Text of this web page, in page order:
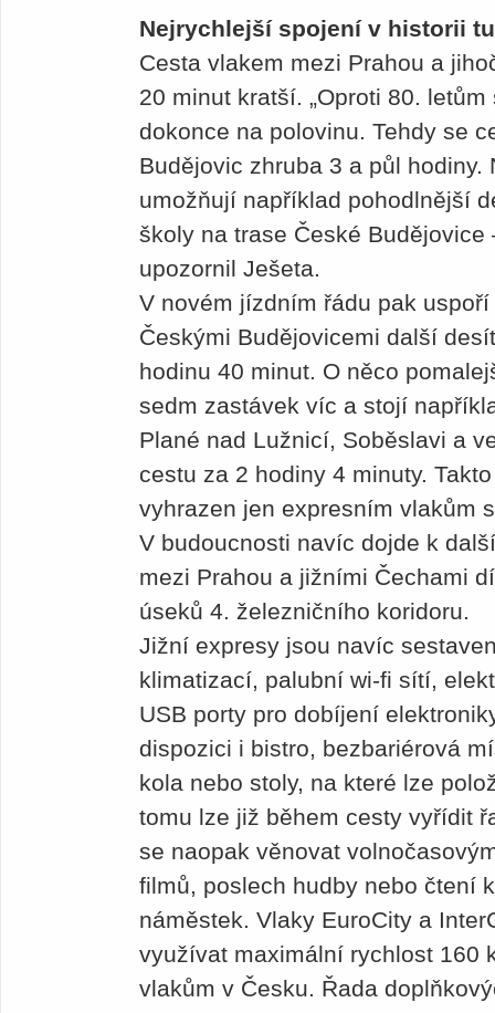
Nejrychlejší spojení v historii
Cesta vlakem mezi Prahou a
20 minut kratší. „Oproti 80.
dokonce na polovinu. Tehdy se
Budějovic zhruba 3 a půl
umožňují například pohodlnější
školy na trase České Budějovice
upozornil Ješeta.
V novém jízdním řádu pak
Českými Budějovicemi další
hodinu 40 minut. O něco
sedm zastávek víc a stojí
Plané nad Lužnicí, Soběslavi a
cestu za 2 hodiny 4 minuty.
vyhrazen jen expresním vlakům
V budoucnosti navíc dojde k
mezi Prahou a jižními Čechami
úseků 4. železničního koridoru.
Jižní expresy jsou navíc
klimatizací, palubní wi-fi sítí,
USB porty pro dobíjení
dispozici i bistro, bezbariérová
kola nebo stoly, na které lze
tomu lze již během cesty vyřídit
se naopak věnovat
filmů, poslech hudby nebo čtení
náměstek. Vlaky EuroCity a
využívat maximální rychlost 160
vlakům v Česku. Řada